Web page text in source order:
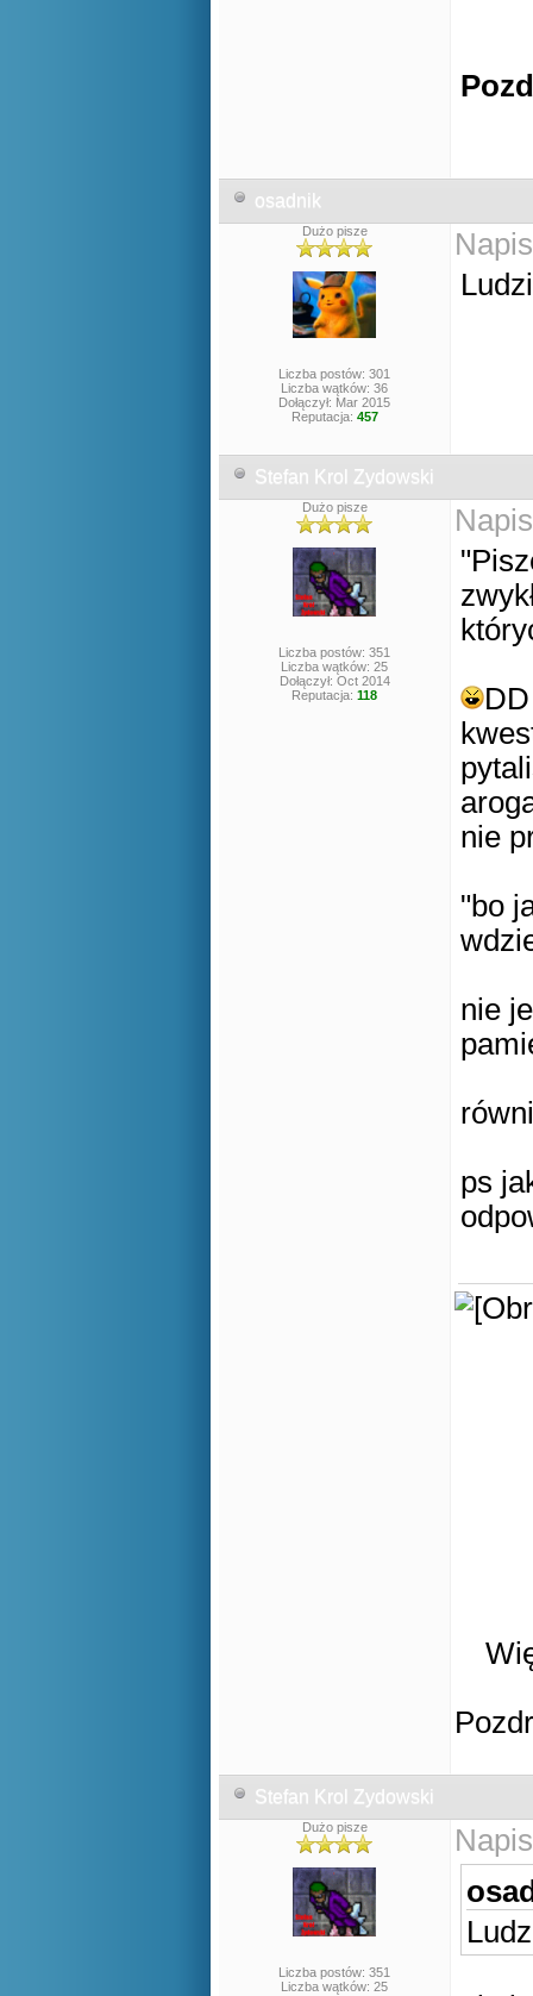
osadnik
Dużo pisze
Liczba postów: 301
Liczba wątków: 36
Dołączył: Mar 2015
Reputacja: 457
Stefan Krol Zydowski
Dużo pisze
Liczba postów: 351
Liczba wątków: 25
Dołączył: Oct 2014
Reputacja: 118
nie
"bo
nie
ps
Stefan Krol Zydowski
Dużo pisze
Liczba postów: 351
Liczba wątków: 25